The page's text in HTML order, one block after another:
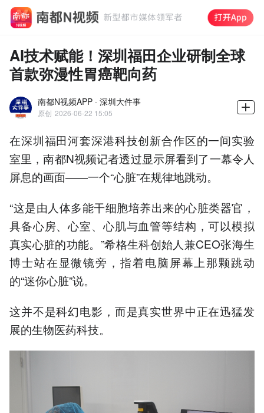
AI技术赋能！深圳福田企业研制全球
首款弥漫性胃癌靶向药
南都N视频APP · 深圳大件事
原创 2026-06-22 15:05
在深圳福田河套深港科技创新合作区的一间实验
室里，南都N视频记者透过显示屏看到了一幕令人
屏息的画面——一个“心脏”在规律地跳动。
“这是由人体多能干细胞培养出来的心脏类器官，
具备心房、心室、心肌与血管等结构，可以模拟
真实心脏的功能。”希格生科创始人兼CEO张海生
博士站在显微镜旁，指着电脑屏幕上那颗跳动
的“迷你心脏”说。
这并不是科幻电影，而是真实世界中正在迅猛发
展的生物医药科技。